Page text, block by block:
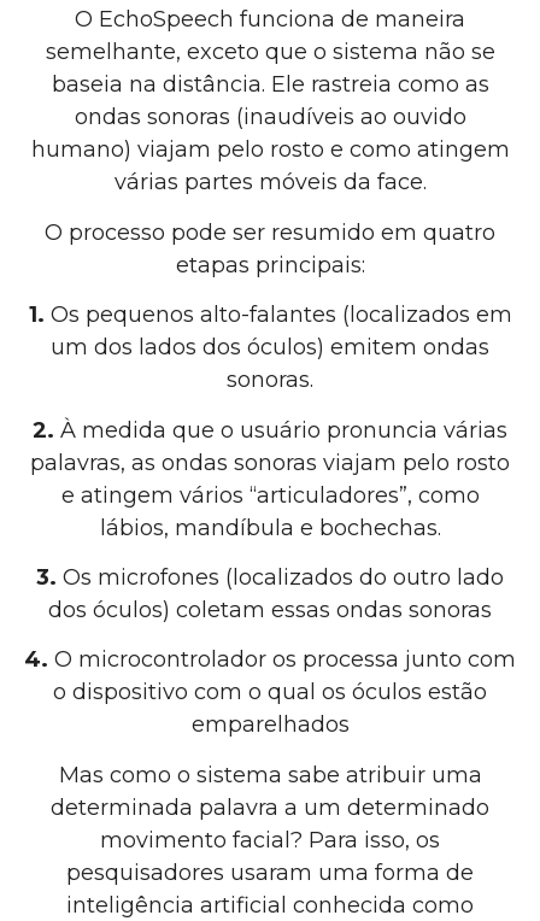
O EchoSpeech funciona de maneira
semelhante, exceto que o sistema não se
baseia na distância. Ele rastreia como as
ondas sonoras (inaudíveis ao ouvido
humano) viajam pelo rosto e como atingem
várias partes móveis da face.
O processo pode ser resumido em quatro
etapas principais:
1. Os pequenos alto-falantes (localizados em
um dos lados dos óculos) emitem ondas
sonoras.
2. À medida que o usuário pronuncia várias
palavras, as ondas sonoras viajam pelo rosto
e atingem vários “articuladores”, como
lábios, mandíbula e bochechas.
3. Os microfones (localizados do outro lado
dos óculos) coletam essas ondas sonoras
4. O microcontrolador os processa junto com
o dispositivo com o qual os óculos estão
emparelhados
Mas como o sistema sabe atribuir uma
determinada palavra a um determinado
movimento facial? Para isso, os
pesquisadores usaram uma forma de
inteligência artificial conhecida como